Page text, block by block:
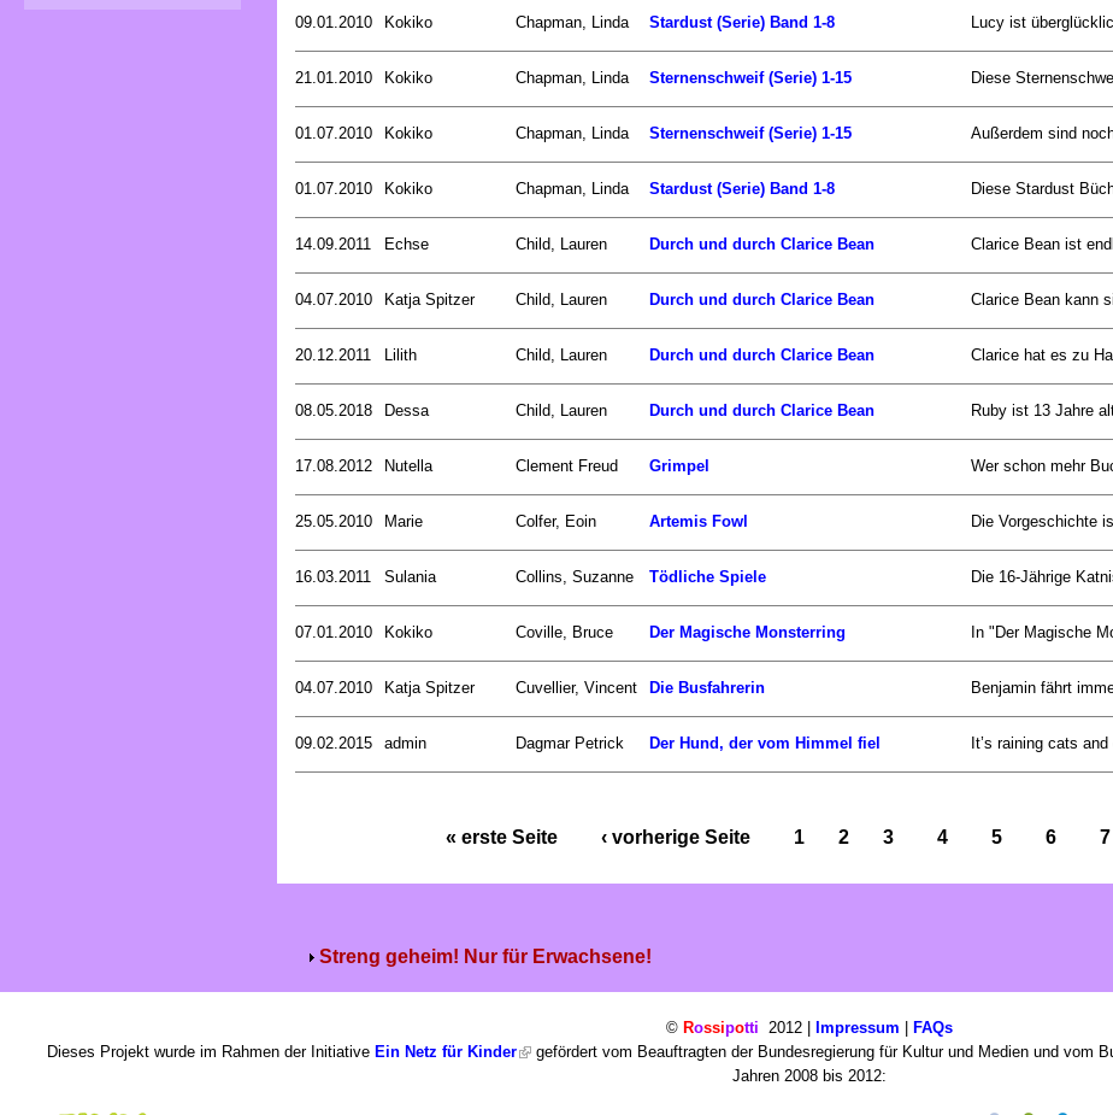
09.01.2010 Kokiko Chapman, Linda Stardust (Serie) Band 1-8 Lucy ist
21.01.2010 Kokiko Chapman, Linda Sternenschweif (Serie) 1-15 Diese
01.07.2010 Kokiko Chapman, Linda Sternenschweif (Serie) 1-15 Außerdem sind
01.07.2010 Kokiko Chapman, Linda Stardust (Serie) Band 1-8 Diese Stardust
14.09.2011 Echse Child, Lauren Durch und durch Clarice Bean Clarice Bean ist
04.07.2010 Katja Spitzer Child, Lauren Durch und durch Clarice Bean Clarice Bean kann
20.12.2011 Lilith Child, Lauren Durch und durch Clarice Bean Clarice hat es zu
08.05.2018 Dessa Child, Lauren Durch und durch Clarice Bean Ruby ist 13 Jahre
17.08.2012 Nutella Clement Freud Grimpel Wer schon mehr
25.05.2010 Marie Colfer, Eoin Artemis Fowl Die Vorgeschichte
16.03.2011 Sulania Collins, Suzanne Tödliche Spiele Die 16-Jährige
07.01.2010 Kokiko Coville, Bruce Der Magische Monsterring In "Der Magische
04.07.2010 Katja Spitzer Cuvellier, Vincent Die Busfahrerin Benjamin fährt
09.02.2015 admin Dagmar Petrick Der Hund, der vom Himmel fiel It’s raining cats
« erste Seite ‹ vorherige Seite 1 2 3 4 5 6 7
Streng geheim! Nur für Erwachsene!
© Rossipotti 2012 | Impressum | FAQs
Dieses Projekt wurde im Rahmen der Initiative Ein Netz für Kinder
gefördert vom Beauftragten der Bundesregierung für Kultur und Medien und vom
Jahren 2008 bis 2012: